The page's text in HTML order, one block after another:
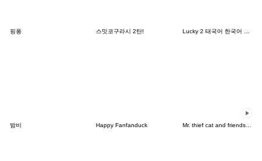
핑퐁 스밋코구라시 2탄!
밤비 Happy Fanfanduck Mr. thief cat and friends (Thai)